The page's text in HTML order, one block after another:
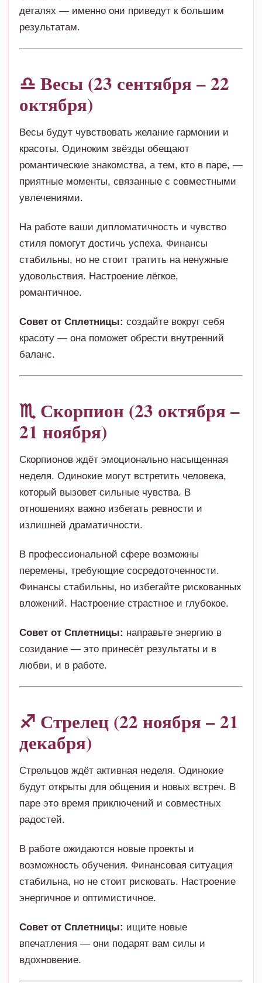
деталях — именно они приведут к большим
результатам.
♎ Весы (23 сентября – 22
октября)
Весы будут чувствовать желание гармонии и
красоты. Одиноким звёзды обещают
романтические знакомства, а тем, кто в паре, —
приятные моменты, связанные с совместными
увлечениями.
На работе ваши дипломатичность и чувство
стиля помогут достичь успеха. Финансы
стабильны, но не стоит тратить на ненужные
удовольствия. Настроение лёгкое,
романтичное.
Совет от Сплетницы: создайте вокруг себя
красоту — она поможет обрести внутренний
баланс.
♏ Скорпион (23 октября –
21 ноября)
Скорпионов ждёт эмоционально насыщенная
неделя. Одинокие могут встретить человека,
который вызовет сильные чувства. В
отношениях важно избегать ревности и
излишней драматичности.
В профессиональной сфере возможны
перемены, требующие сосредоточенности.
Финансы стабильны, но избегайте рискованных
вложений. Настроение страстное и глубокое.
Совет от Сплетницы: направьте энергию в
созидание — это принесёт результаты и в
любви, и в работе.
♐ Стрелец (22 ноября – 21
декабря)
Стрельцов ждёт активная неделя. Одинокие
будут открыты для общения и новых встреч. В
паре это время приключений и совместных
радостей.
В работе ожидаются новые проекты и
возможность обучения. Финансовая ситуация
стабильна, но не стоит рисковать. Настроение
энергичное и оптимистичное.
Совет от Сплетницы: ищите новые
впечатления — они подарят вам силы и
вдохновение.